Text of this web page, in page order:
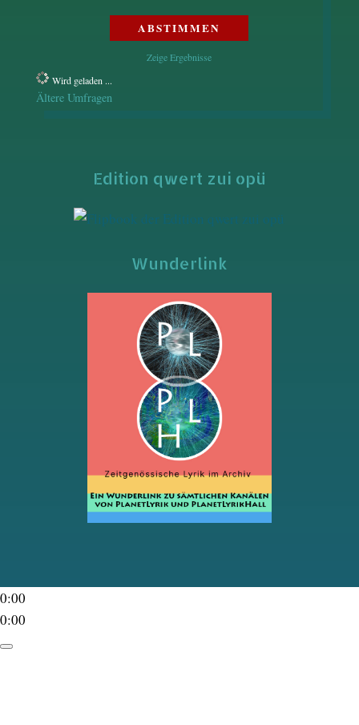
Zeige Ergebnisse
Wird geladen ...
Ältere Umfragen
Edition qwert zui opü
Wunderlink
0:00
0:00